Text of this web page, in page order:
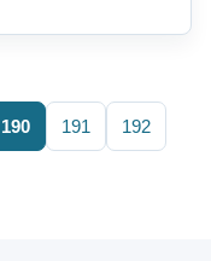
190 191 192